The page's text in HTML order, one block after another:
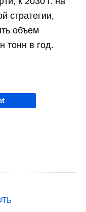
стратегии,
объем
тонн в год.